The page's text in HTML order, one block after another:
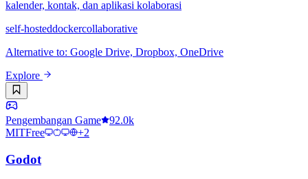
kalender, kontak, dan aplikasi kolaborasi
self-hosteddockercollaborative
Alternative to: Google Drive, Dropbox, OneDrive
Explore
Pengembangan Game
92.0k
MITFree +2
Godot